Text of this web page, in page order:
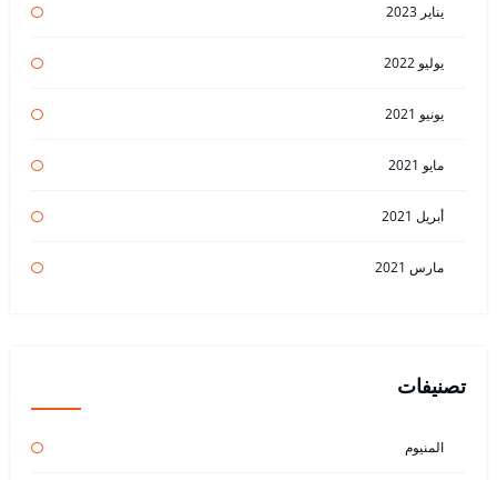
يناير 2023
يوليو 2022
يونيو 2021
مايو 2021
أبريل 2021
مارس 2021
تصنيفات
المنيوم